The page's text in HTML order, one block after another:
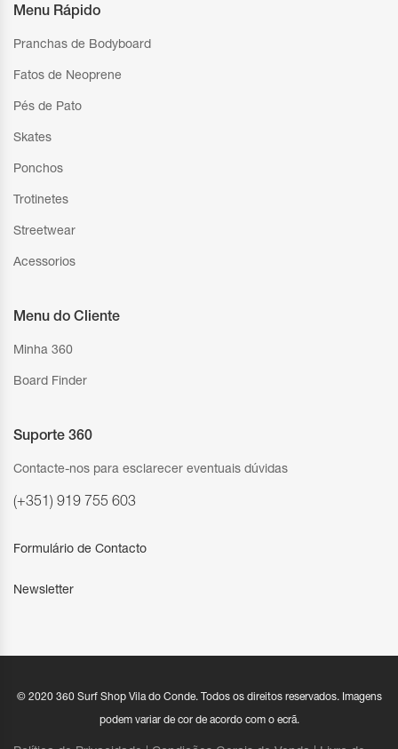
Menu Rápido
Pranchas de Bodyboard
Fatos de Neoprene
Pés de Pato
Skates
Ponchos
Trotinetes
Streetwear
Acessorios
Menu do Cliente
Minha 360
Board Finder
Suporte 360
Contacte-nos para esclarecer eventuais dúvidas
(+351) 919 755 603
Formulário de Contacto
Newsletter
© 2020 360 Surf Shop Vila do Conde. Todos os direitos reservados. Imagens
podem variar de cor de acordo com o ecrã.